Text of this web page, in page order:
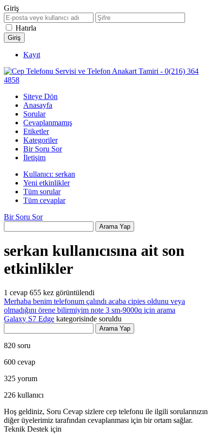
Giriş
Hatırla
Kayıt
Siteye Dön
Anasayfa
Sorular
Cevaplanmamış
Etiketler
Kategoriler
Bir Soru Sor
İletişim
Kullanıcı: serkan
Yeni etkinlikler
Tüm sorular
Tüm cevaplar
Bir Soru Sor
serkan kullanıcısına ait son
etkinlikler
1 cevap 655 kez görüntülendi
Merhaba benim telefonum çalındı acaba cipies oldunu veya
olmadığını örene bilirmiyim note 3 sm-9000q için arama
Galaxy S7 Edge kategorisinde soruldu
820 soru
600 cevap
325 yorum
226 kullanıcı
Hoş geldiniz, Soru Cevap sizlere cep telefonu ile ilgili sorularınızın
diğer üyelerimiz tarafından cevaplanması için bir ortam sağlar.
Teknik Destek için